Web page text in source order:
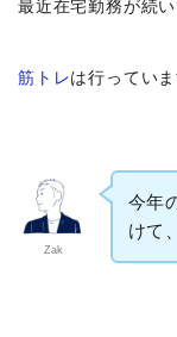
最近在宅勤務が続
筋トレは行ってい
Zak
今年
けて